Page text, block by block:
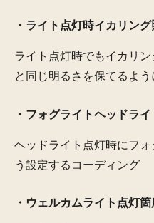
・ライト点灯時イカリン
ライト点灯時でもイカリ
と同じ明るさを保てるよ
・フォグライトヘッドラ
ヘッドライト点灯時にフ
う設定するコーディング
・ウェルカムライト点灯